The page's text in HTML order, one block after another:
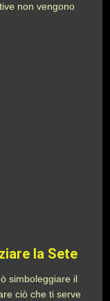
non vengono
la Sete
simboleggiare il
ciò che ti serve